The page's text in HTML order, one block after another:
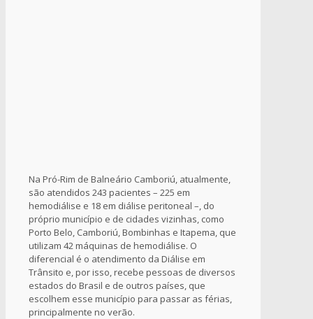
Na Pró-Rim de Balneário Camboriú, atualmente,
são atendidos 243 pacientes – 225 em
hemodiálise e 18 em diálise peritoneal –, do
próprio município e de cidades vizinhas, como
Porto Belo, Camboriú, Bombinhas e Itapema, que
utilizam 42 máquinas de hemodiálise. O
diferencial é o atendimento da Diálise em
Trânsito e, por isso, recebe pessoas de diversos
estados do Brasil e de outros países, que
escolhem esse município para passar as férias,
principalmente no verão.